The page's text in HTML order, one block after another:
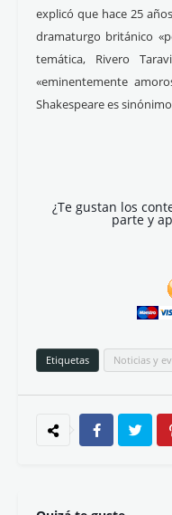
explicó que hace 25
dramaturgo británico
temática, Rivero
«eminentemente
Shakespeare es
¿Te gustan los
parte y
Etiquetas Noticias y